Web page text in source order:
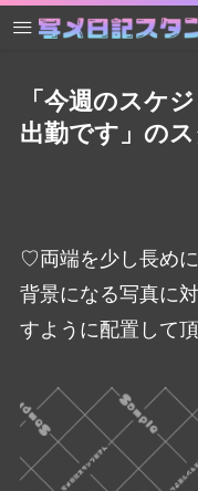
「今週のスケ
出勤です」の
♡両端を少し長めに
背景になる写真に
すように配置して